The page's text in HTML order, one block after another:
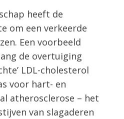
heeft de
om een verkeerde
Een voorbeeld
de overtuiging
LDL-cholesterol
voor hart- en
atherosclerose – het
van slagaderen